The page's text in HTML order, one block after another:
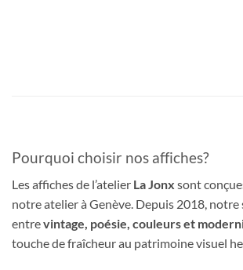
Pourquoi choisir nos affiches?
Les affiches de l’atelier La Jonx sont
notre atelier à Genève. Depuis 2018,
entrevintage, poésie, couleurs et
touche de fraîcheur au patrimoine visuel